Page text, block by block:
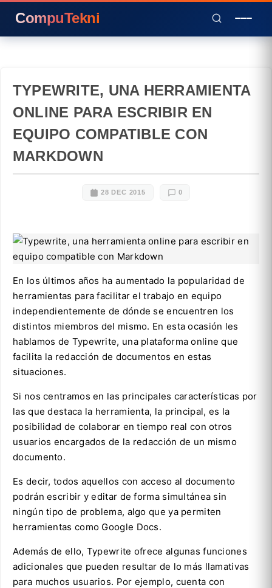
CompuTekni
TYPEWRITE, UNA HERRAMIENTA
ONLINE PARA ESCRIBIR EN
EQUIPO COMPATIBLE CON
MARKDOWN
28 DEC 2015 0
En los últimos años ha aumentado la popularidad de
herramientas para facilitar el trabajo en equipo
independientemente de dónde se encuentren los
distintos miembros del mismo. En esta ocasión les
hablamos de Typewrite, una plataforma online que
facilita la redacción de documentos en estas
situaciones.
Si nos centramos en las principales características por
las que destaca la herramienta, la principal, es la
posibilidad de colaborar en tiempo real con otros
usuarios encargados de la redacción de un mismo
documento.
Es decir, todos aquellos con acceso al documento
podrán escribir y editar de forma simultánea sin
ningún tipo de problema, algo que ya permiten
herramientas como Google Docs.
Además de ello, Typewrite ofrece algunas funciones
adicionales que pueden resultar de lo más llamativas
para muchos usuarios. Por ejemplo, cuenta con